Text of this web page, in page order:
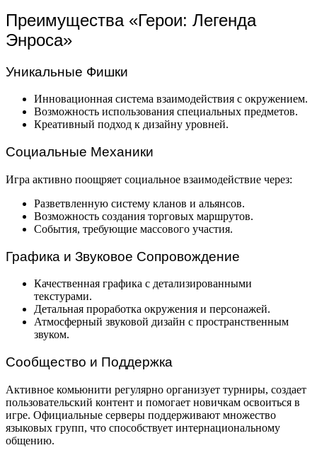
Преимущества «Герои: Легенда
Энроса»
Уникальные Фишки
Инновационная система взаимодействия с окружением.
Возможность использования специальных предметов.
Креативный подход к дизайну уровней.
Социальные Механики
Игра активно поощряет социальное взаимодействие через:
Разветвленную систему кланов и альянсов.
Возможность создания торговых маршрутов.
События, требующие массового участия.
Графика и Звуковое Сопровождение
Качественная графика с детализированными
текстурами.
Детальная проработка окружения и персонажей.
Атмосферный звуковой дизайн с пространственным
звуком.
Сообщество и Поддержка
Активное комьюнити регулярно организует турниры, создает
пользовательский контент и помогает новичкам освоиться в
игре. Официальные серверы поддерживают множество
языковых групп, что способствует интернациональному
общению.